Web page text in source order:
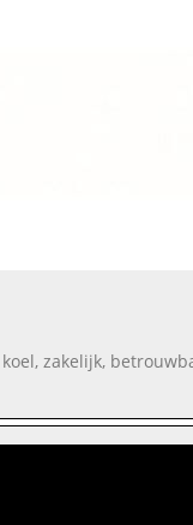
zakelijk,